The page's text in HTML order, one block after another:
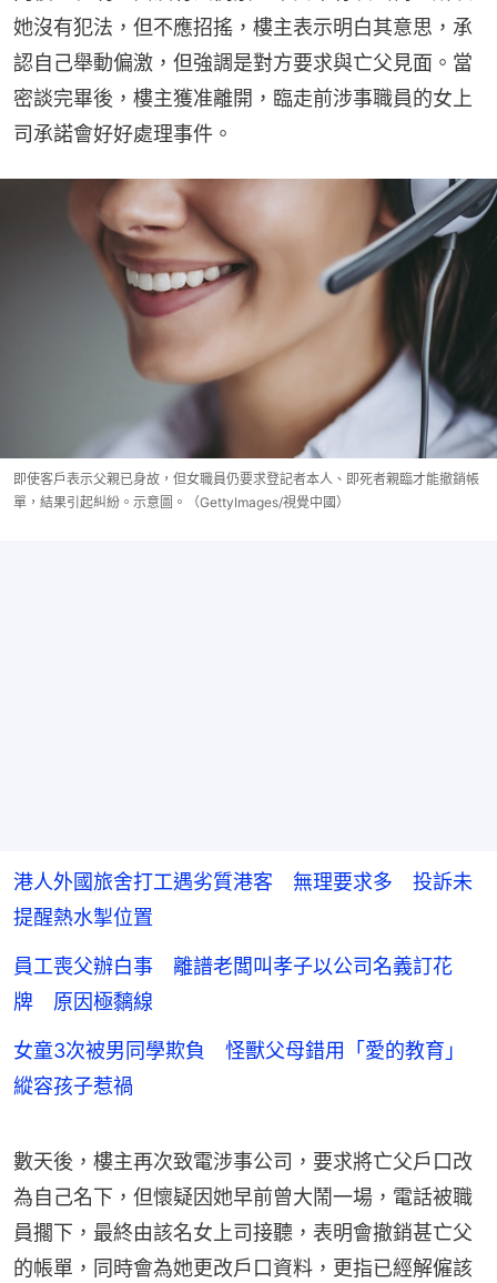
她沒有犯法，但不應招搖，樓主表示明白其意思，承
認自己舉動偏激，但強調是對方要求與亡父見面。當
密談完畢後，樓主獲准離開，臨走前涉事職員的女上
司承諾會好好處理事件。
即使客戶表示父親已身故，但女職員仍要求登記者本人、即死者親臨才能撤銷帳
單，結果引起糾紛。示意圖。（GettyImages/視覺中國）
港人外國旅舍打工遇劣質港客 無理要求多 投訴未
提醒熱水掣位置
員工喪父辦白事 離譜老闆叫孝子以公司名義訂花
牌 原因極黐線
女童3次被男同學欺負 怪獸父母錯用「愛的教育」
縱容孩子惹禍
數天後，樓主再次致電涉事公司，要求將亡父戶口改
為自己名下，但懷疑因她早前曾大鬧一場，電話被職
員擱下，最終由該名女上司接聽，表明會撤銷甚亡父
的帳單，同時會為她更改戶口資料，更指已經解僱該